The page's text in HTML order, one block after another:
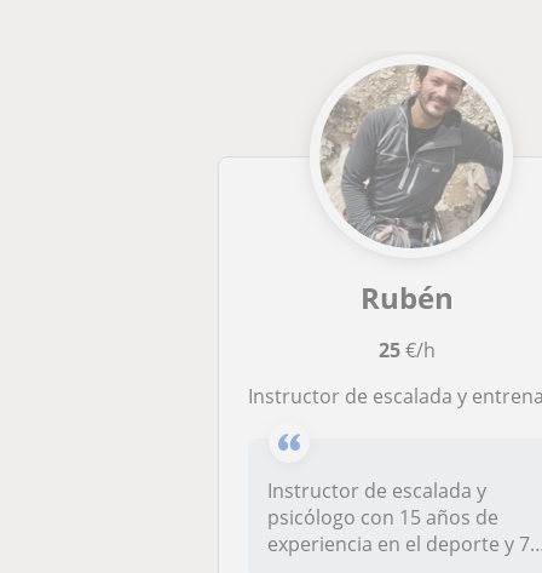
Rubén
25€/h
Instructor de escalada y entrenamiento físico, prevención de lesiones
Instructor de escalada y
psicólogo con 15 años de
experiencia en el deporte y 7